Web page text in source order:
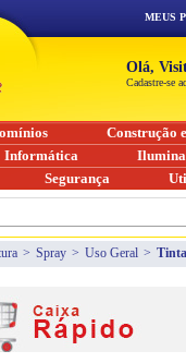
> Spray > Uso Geral >
MEUS
Olá,
Cadastre-se
Construção
Informática
Segurança